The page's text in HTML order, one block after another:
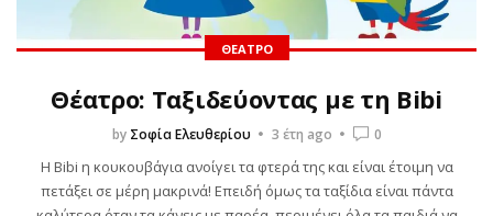
ΘΈΑΤΡΟ
Θέατρο: Ταξιδεύοντας με τη Bibi
by Σοφία Ελευθερίου 3 έτη ago 0
Η Bibi η κουκουβάγια ανοίγει τα φτερά της και είναι έτοιμη να
πετάξει σε μέρη μακρινά! Επειδή όμως τα ταξίδια είναι πάντα